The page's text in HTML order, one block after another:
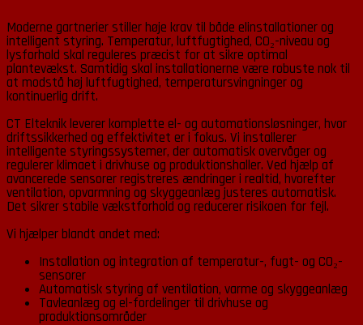
Moderne gartnerier stiller høje krav til både elinstallationer og
intelligent styring. Temperatur, luftfugtighed, CO₂-niveau og
lysforhold skal reguleres præcist for at sikre optimal
plantevækst. Samtidig skal installationerne være robuste nok til
at modstå høj luftfugtighed, temperatursvingninger og
kontinuerlig drift.
CT Elteknik leverer komplette el- og automationsløsninger, hvor
driftssikkerhed og effektivitet er i fokus. Vi installerer
intelligente styringssystemer, der automatisk overvåger og
regulerer klimaet i drivhuse og produktionshaller. Ved hjælp af
avancerede sensorer registreres ændringer i realtid, hvorefter
ventilation, opvarmning og skyggeanlæg justeres automatisk.
Det sikrer stabile vækstforhold og reducerer risikoen for fejl.
Vi hjælper blandt andet med:
Installation og integration af temperatur-, fugt- og CO₂-
sensorer
Automatisk styring af ventilation, varme og skyggeanlæg
Tavleanlæg og el-fordelinger til drivhuse og
produktionsområder